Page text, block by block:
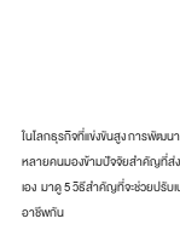
ในโลกธุรกิจที่แข่งขันสูง การพัฒน
หลายคนมองข้ามปัจจัยสำคัญที่ส่
เอง  มาดู 5 วิธีสำคัญที่จะช่วยปรับ
อาชีพกัน